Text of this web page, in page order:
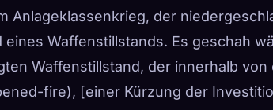
Anlageklassenkrieg, der
Waffenstillstands. Es geschah
Waffenstillstand, der innerhalb
fire), [einer Kürzung der